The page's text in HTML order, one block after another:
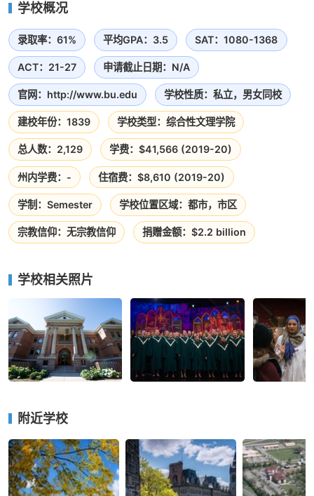
学校概况
录取率：61% 平均GPA：3.5 SAT：1080-1368
ACT：21-27 申请截止日期：N/A
官网：http://www.bu.edu 学校性质：私立，男女同校
建校年份：1839 学校类型：综合性文理学院
总人数：2,129 学费：$41,566 (2019-20)
州内学费：- 住宿费：$8,610 (2019-20)
学制：Semester 学校位置区域：都市，市区
宗教信仰：无宗教信仰 捐赠金额：$2.2 billion
学校相关照片
附近学校